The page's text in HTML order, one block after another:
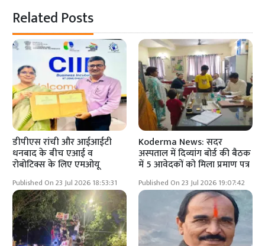
Related Posts
डीपीएस रांची और आईआईटी
धनबाद के बीच एआई व
रोबोटिक्स के लिए एमओयू
Published On 23 Jul 2026 18:53:31
Koderma News: सदर
अस्पताल में दिव्यांग बोर्ड की बैठक
में 5 आवेदकों को मिला प्रमाण पत्र
Published On 23 Jul 2026 19:07:42